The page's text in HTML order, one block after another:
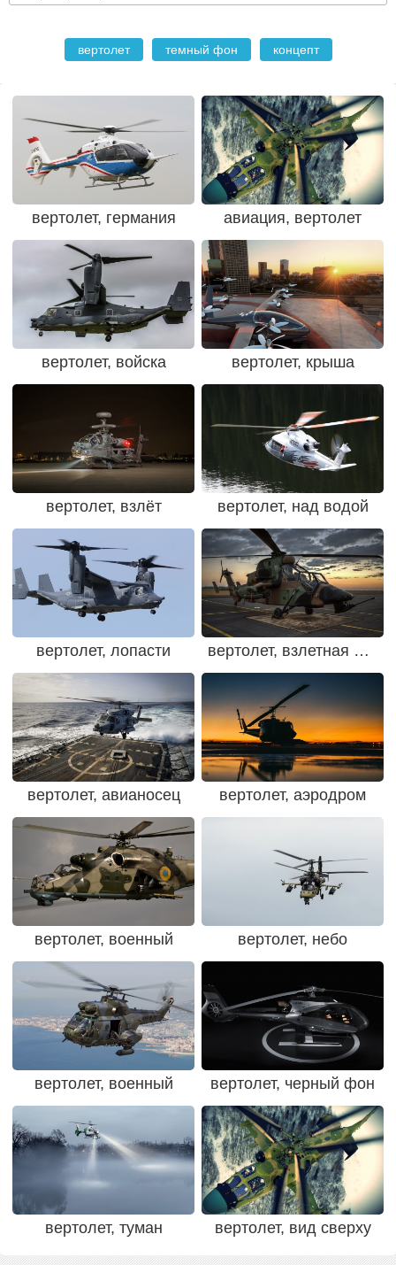
вертолет темный фон концепт
вертолет, германия авиация, вертолет
вертолет, войска вертолет, крыша
вертолет, взлёт вертолет, над водой
вертолет, лопасти вертолет, взлетная площадка
вертолет, авианосец вертолет, аэродром
вертолет, военный вертолет, небо
вертолет, военный вертолет, черный фон
вертолет, туман вертолет, вид сверху